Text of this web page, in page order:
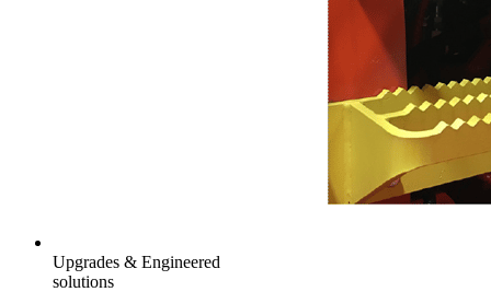
Upgrades & Engineered
solutions